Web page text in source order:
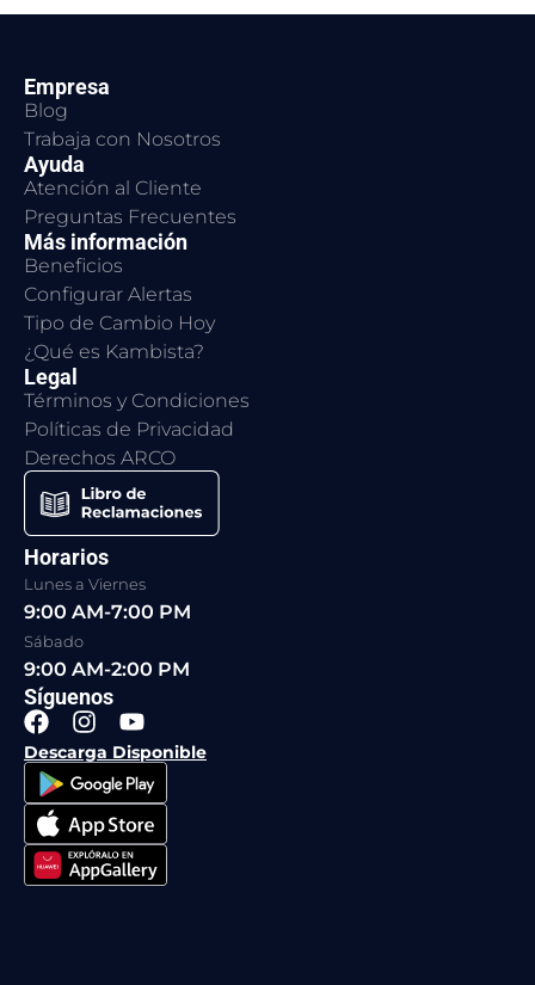
Empresa
Blog
Trabaja con Nosotros
Ayuda
Atención al Cliente
Preguntas Frecuentes
Más información
Beneficios
Configurar Alertas
Tipo de Cambio Hoy
¿Qué es Kambista?
Legal
Términos y Condiciones
Políticas de Privacidad
Derechos ARCO
Horarios
Lunes a Viernes
9:00 AM-7:00 PM
Sábado
9:00 AM-2:00 PM
Síguenos
F
a
c
e
b
o
o
k
I
n
s
t
a
g
r
a
Y
o
u
t
u
b
e
Descarga Disponible